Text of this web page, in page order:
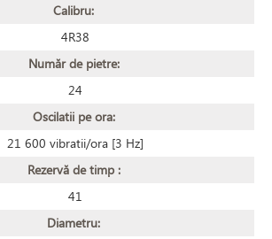
Calibru:
4R38
Număr de pietre:
24
Oscilatii pe ora:
21 600 vibratii/ora [3 Hz]
Rezervă de timp :
41
Diametru: